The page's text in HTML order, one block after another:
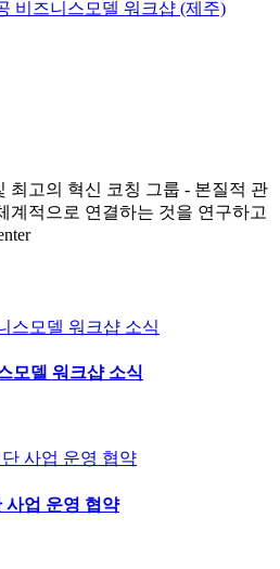
비즈니스모델 워크샵 (제주)
최고의 혁신 코칭 그룹 - 본질적 관
계적으로 연결하는 것을 연구하고
모델 워크샵 소식
사업 운영 협약